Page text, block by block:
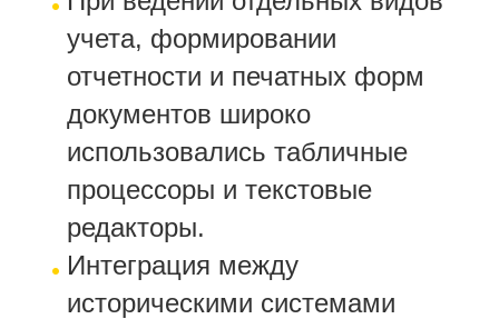
учета, формировании
отчетности и печатных форм
документов широко
использовались табличные
процессоры и текстовые
редакторы.
Интеграция между
историческими системами